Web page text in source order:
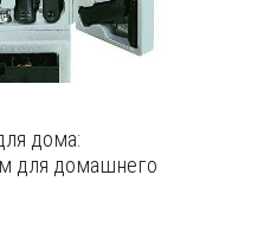
дома:
для домашнего